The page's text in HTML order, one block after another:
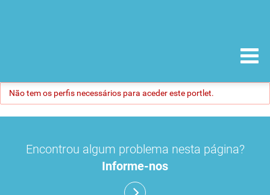
Não tem os perfis necessários para aceder este portlet.
Encontrou algum problema nesta página?
Informe-nos